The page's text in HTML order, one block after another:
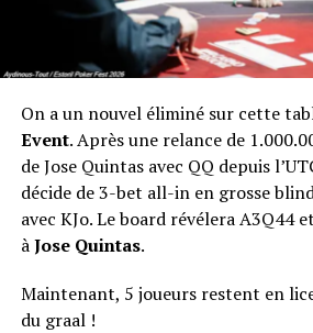
On a un nouvel éliminé sur cette
Event. Après une relance de
de Jose Quintas avec QQ depuis
décide de 3-bet all-in en grosse
avec KJo. Le board révélera A3Q44
àJose Quintas.
Maintenant, 5 joueurs restent en
du graal !